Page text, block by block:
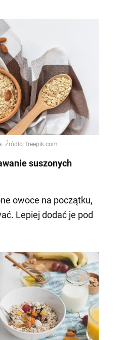
suszonych
owoce na początku,
Lepiej dodać je pod